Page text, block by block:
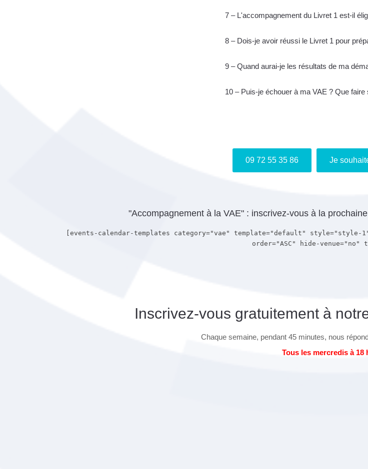
7 – L'accompagnement du Livret 1 est-il
8 – Dois-je avoir réussi le Livret 1 pour
9 – Quand aurai-je les résultats de ma
10 – Puis-je échouer à ma VAE ? Que faire
09 72 55 35 86 Je
"Accompagnement à la VAE" : inscrivez-vous à la
[events-calendar-templates category="vae" template="default"
order="ASC" hide-venue="no"
Inscrivez-vous gratuitement à
Chaque semaine, pendant 45 minutes, nous
Tous les mercredis à 18